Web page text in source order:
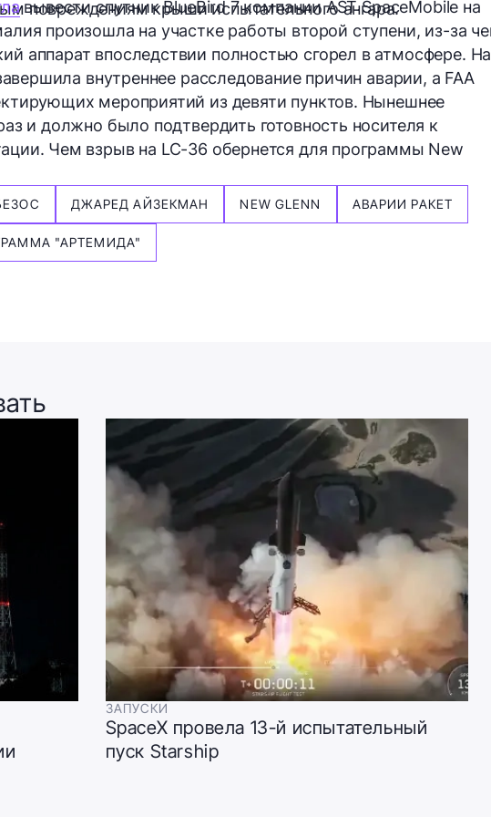
повреждениям крыши испытательного ангара.
вывести спутник BlueBird 7 компании AST SpaceMobile на
произошла на участке работы второй ступени, из-за
аппарат впоследствии полностью сгорел в атмосфере. На
внутреннее расследование причин аварии, а FAA
мероприятий из девяти пунктов. Нынешнее
и должно было подтвердить готовность носителя к
Чем взрыв на LC-36 обернется для программы New
ДЖАРЕД АЙЗЕКМАН NEW GLENN АВАРИИ РАКЕТ
"АРТЕМИДА"
ЗАПУСКИ
SpaceX провела 13-й испытательный
пуск Starship